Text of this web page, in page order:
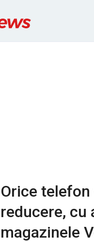
Orice telefon
reducere, cu
magazinele